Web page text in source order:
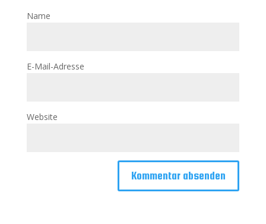
Name
E-Mail-Adresse
Website